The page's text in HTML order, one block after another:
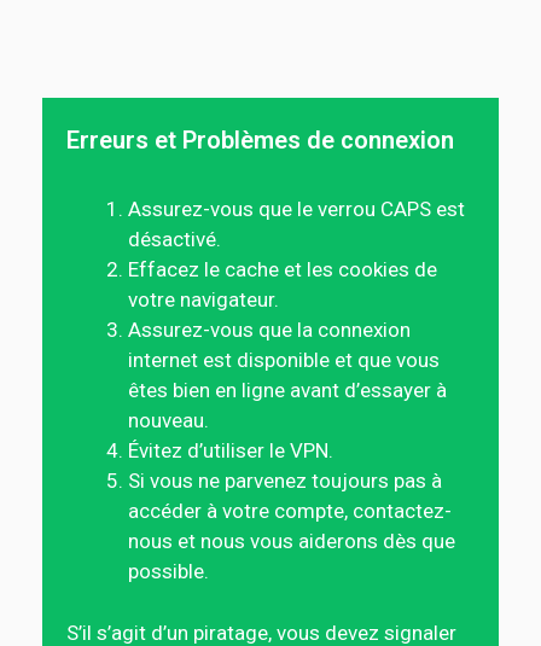
Erreurs et Problèmes de connexion
Assurez-vous que le verrou CAPS est
désactivé.
Effacez le cache et les cookies de
votre navigateur.
Assurez-vous que la connexion
internet est disponible et que vous
êtes bien en ligne avant d’essayer à
nouveau.
Évitez d’utiliser le VPN.
Si vous ne parvenez toujours pas à
accéder à votre compte, contactez-
nous et nous vous aiderons dès que
possible.
S’il s’agit d’un piratage, vous devez signaler